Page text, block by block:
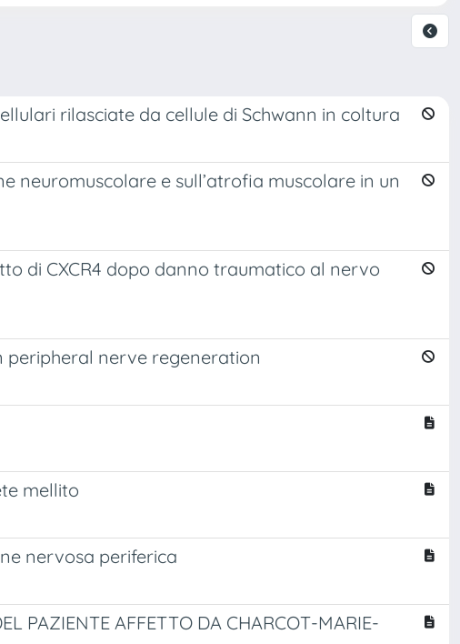
rilasciate da cellule di Schwann in coltura
neuromuscolare e sull’atrofia muscolare in un
di CXCR4 dopo danno traumatico al nervo
peripheral nerve regeneration
mellito
nervosa periferica
PAZIENTE AFFETTO DA CHARCOT-MARIE-